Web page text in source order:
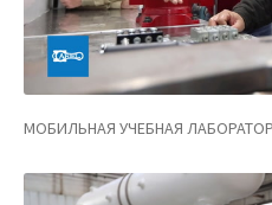
МОБИЛЬНАЯ УЧЕБНАЯ